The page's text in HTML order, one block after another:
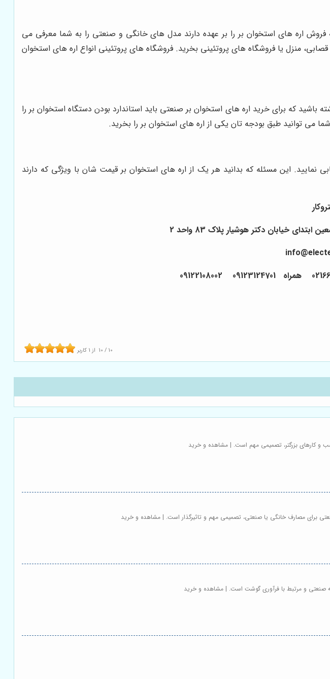
فروش اره های استخوان بر را بر عهده دارند مدل های خانگی و صنعتی را به شما معرفی می
منزل یا فروشگاه های پروتئینی بخرید. فروشگاه های پروتئینی انواع اره های استخوان
باشید که برای خرید اره های استخوان بر صنعتی باید استاندارد بودن دستگاه استخوان بر را
می توانید طبق بودجه تان یکی از اره های استخوان بر را بخرید.
نمایید. این مسئله که بدانید هر یک از اره های استخوان بر قیمت شان با ویژگی که دارند
خیابان دکتر هوشیار پلاک 83 واحد 2
10 / 10 از 1 کاربر
و کارهای بزرگتر، تصمیمی مهم است. | مشاهده و خرید
برای مصارف خانگی یا صنعتی، تصمیمی مهم و تاثیرگذار است. | مشاهده و خرید
صنعتی و مرتبط با فرآوری گوشت است. | مشاهده و خرید